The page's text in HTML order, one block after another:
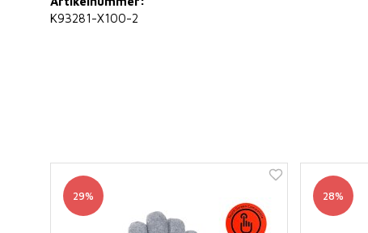
K93281-X100-2
29% 28%